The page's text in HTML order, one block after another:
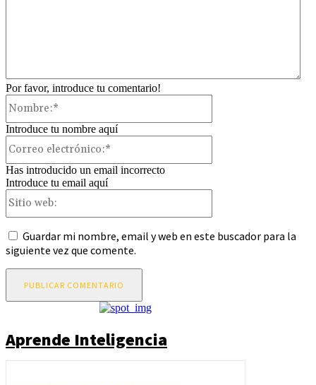
Por favor, introduce tu comentario!
Introduce tu nombre aquí
Has introducido un email incorrecto
Introduce tu email aquí
Guardar mi nombre, email y web en este buscador para la
siguiente vez que comente.
Aprende Inteligencia